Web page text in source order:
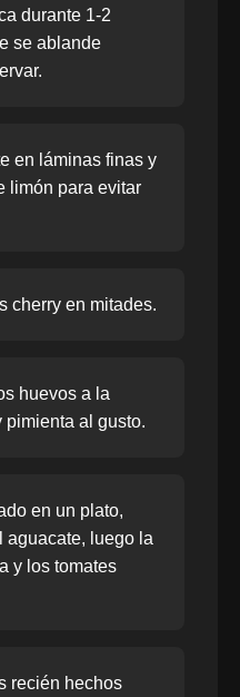
durante 1-2
se ablande
en láminas finas y
limón para evitar
cherry en mitades.
huevos a la
pimienta al gusto.
en un plato,
aguacate, luego la
y los tomates
recién hechos